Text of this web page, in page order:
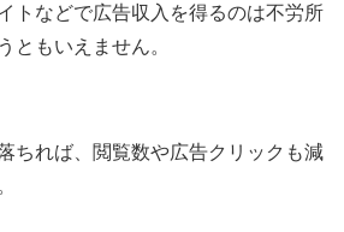
トなどで広告収入を得るのは不労所
ともいえません。
ちれば、閲覧数や広告クリックも減